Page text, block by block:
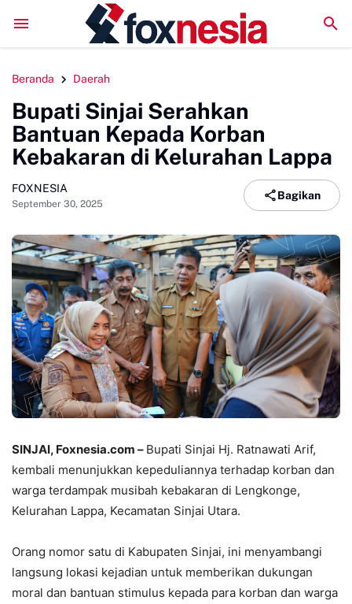
Perkuat Kolaborasi Pengembangan Pariwisata
Beranda Daerah
Bupati Sinjai Serahkan
Bantuan Kepada Korban
Kebakaran di Kelurahan Lappa
FOXNESIA
September 30, 2025
Bagikan
SINJAI, Foxnesia.com – Bupati Sinjai Hj. Ratnawati Arif,
kembali menunjukkan kepeduliannya terhadap korban dan
warga terdampak musibah kebakaran di Lengkonge,
Kelurahan Lappa, Kecamatan Sinjai Utara.
Orang nomor satu di Kabupaten Sinjai, ini menyambangi
langsung lokasi kejadian untuk memberikan dukungan
moral dan bantuan stimulus kepada para korban dan warga